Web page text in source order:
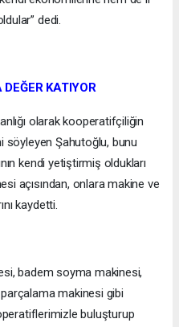
dedi.
KATIYOR
olarak kooperatifçiliğin
söyleyen Şahutoğlu, bunu
kendi yetiştirmiş oldukları
açısından, onlara makine ve
kaydetti.
badem soyma makinesi,
makinesi gibi
buluşturup